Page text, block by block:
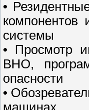
•
компонентов
системы
• Просмотр
BHO,
опасности
•
машинах